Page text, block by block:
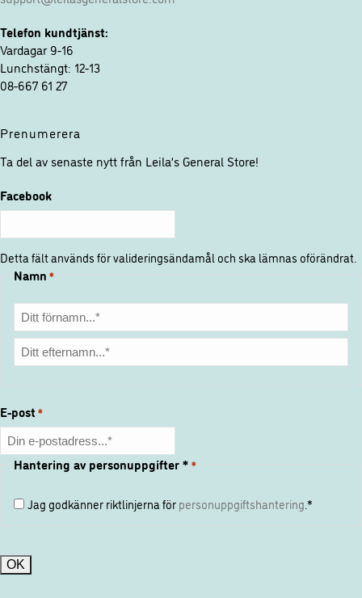
Telefon kundtjänst:
Vardagar 9-16
Lunchstängt: 12-13
08-667 61 27
Prenumerera
Ta del av senaste nytt från Leila’s General Store!
Facebook
Detta fält används för valideringsändamål och ska lämnas oförändrat.
Namn *
Förnamn
E-post *
Hantering av personuppgifter * *
Jag godkänner riktlinjerna förpersonuppgiftshantering.*